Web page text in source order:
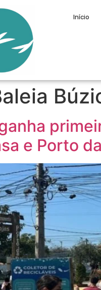
Início
e Porto